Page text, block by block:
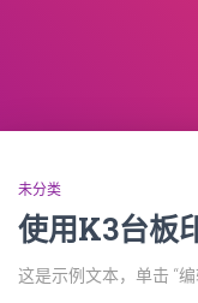
未分类
使用K3台板
这是示例文本，单击 “编